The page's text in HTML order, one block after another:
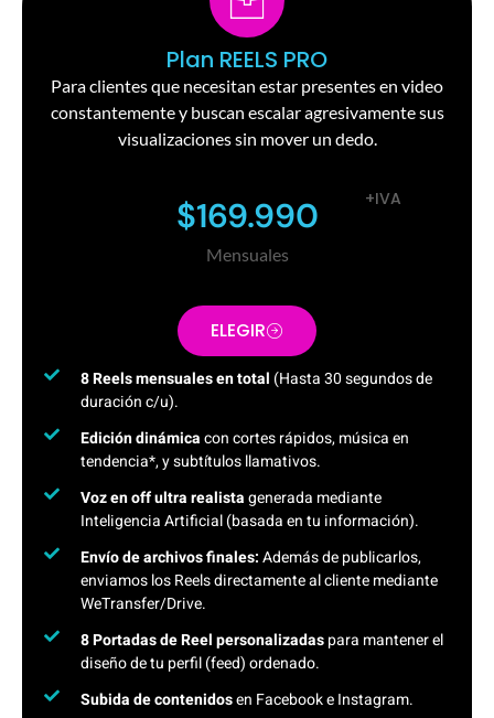
Plan REELS PRO
Para clientes que necesitan estar presentes en video
constantemente y buscan escalar agresivamente sus
visualizaciones sin mover un dedo.
+IVA
$169.990
Mensuales
ELEGIR
8 Reels mensuales en total (Hasta 30 segundos de
duración c/u).
Edición dinámicacon cortes rápidos, música en
tendencia*, y subtítulos llamativos.
Voz en off ultra realistagenerada mediante
Inteligencia Artificial (basada en tu información).
Envío de archivos finales:Además de publicarlos,
enviamos los Reels directamente al cliente mediante
WeTransfer/Drive.
8 Portadas de Reel personalizadaspara mantener el
diseño de tu perfil (feed) ordenado.
Subida de contenidosen Facebook e Instagram.